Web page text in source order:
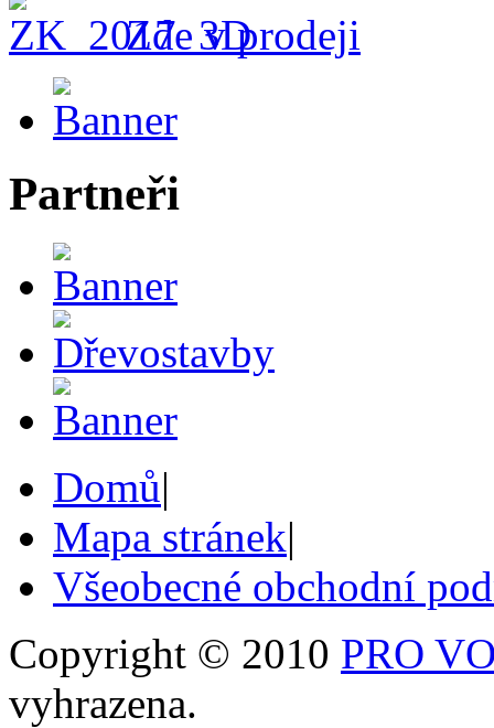
Zde v prodeji
Partneři
Domů|
Mapa stránek|
Všeobecné obchodní
Copyright © 2010 PRO
vyhrazena.